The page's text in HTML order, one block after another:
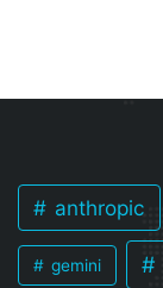
anthropic
gemini